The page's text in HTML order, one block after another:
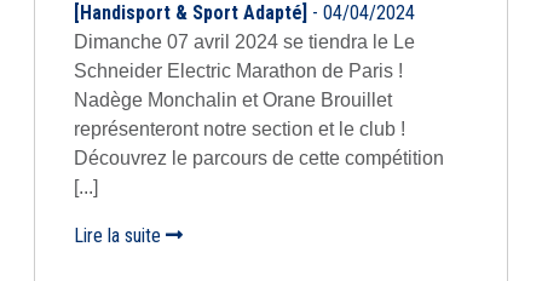
[Handisport & Sport Adapté] - 04/04/2024
Dimanche 07 avril 2024 se tiendra le Le
Schneider Electric Marathon de Paris !
Nadège Monchalin et Orane Brouillet
représenteront notre section et le club !
Découvrez le parcours de cette compétition
[...]
Lire la suite